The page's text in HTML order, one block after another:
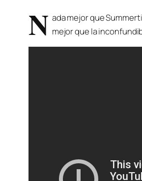
N ada mejor que
mejor que la